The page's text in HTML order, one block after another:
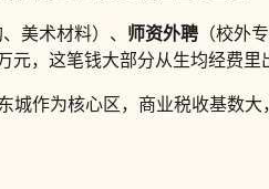
美术材料）、 师资外聘 （校外
，这笔钱大部分从生均经费里
城作为核心区，商业税收基数